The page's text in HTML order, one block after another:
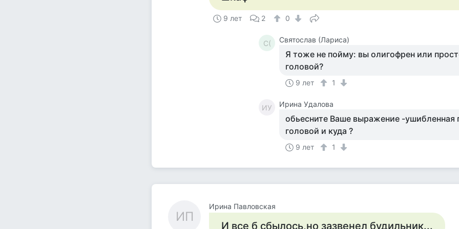
9 лет 2 0
С( Святослав (Лариса)
Я тоже не пойму: вы олигофрен или
головой?
9 лет 1
ИУ Ирина Удалова
обьесните Ваше выражение -ушибленная
головой и куда ?
9 лет 1
ИП
Ирина Павловская
И все б сбылось,но зазвенел будильник...